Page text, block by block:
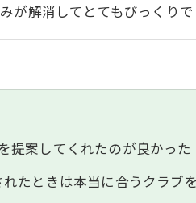
が解消してとてもびっくりで
提案してくれたのが良かった
たときは本当に合うクラブ